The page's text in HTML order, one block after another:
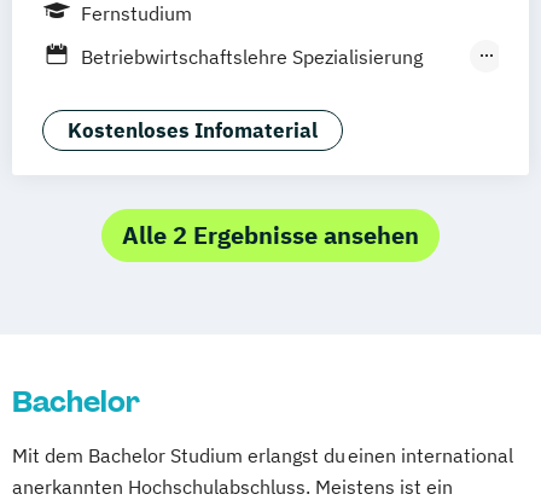
Aachen Basel Bielefeld Deggendorf
Karlsruhe Kassel Oberhausen
Offenbach Saarbrücken Neu-Ulm
Wien Zürich Augsburg Freising
Friedrichshafen Klagenfurt Magdeburg
Münster
Trier Würzburg Chemnitz
Fernstudium
Betriebwirtschaftslehre Spezialisierung
Hotelmanagement (DE/EN)
Tourismusmanagement
Kostenloses Infomaterial
Alle 2 Ergebnisse ansehen
Bachelor
Mit dem Bachelor Studium erlangst du einen international
anerkannten Hochschulabschluss. Meistens ist ein